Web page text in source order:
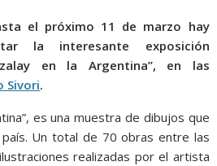
el próximo 11 de marzo hay
la interesante exposición
en la Argentina”, en las
Sivori.
es una muestra de dibujos que
Un total de 70 obras entre las
realizadas por el artista